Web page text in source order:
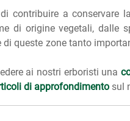
contribuire a conservare
di origine vegetali, dalle
queste zone tanto
ai nostri erboristi una
di approfondimento sul